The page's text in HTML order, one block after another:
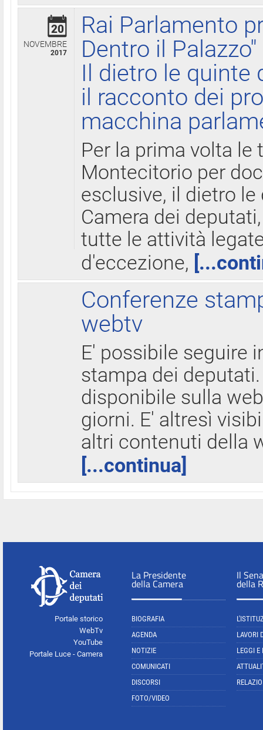
20
NOVEMBRE
2017
Rai Parlamento
Dentro il Palazzo"
Il dietro le quinte
il racconto dei
macchina
Per la prima volta le
Montecitorio per
esclusive, il dietro
Camera dei
tutte le attività
d'eccezione,
Conferenze
webtv
E' possibile seguire
stampa dei
disponibile sulla
giorni. E' altresì
altri contenuti della
[...continua]
Portale storico
WebTv
YouTube
Portale Luce - Camera
La Presidente
della Camera
BIOGRAFIA
AGENDA
NOTIZIE
COMUNICATI
DISCORSI
FOTO/VIDEO
Il
della
LAVORI
LEGGI E